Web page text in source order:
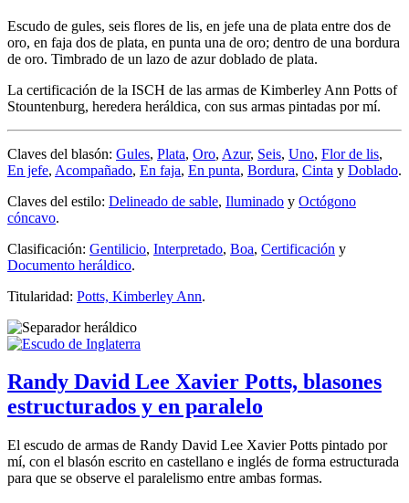
Escudo de gules, seis flores de lis, en jefe una de plata entre dos de
oro, en faja dos de plata, en punta una de oro; dentro de una bordura
de oro. Timbrado de un lazo de azur doblado de plata.
La certificación de la ISCH de las armas de Kimberley Ann Potts of
Stountenburg, heredera heráldica, con sus armas pintadas por mí.
Claves del blasón: Gules, Plata, Oro, Azur, Seis, Uno, Flor de lis,
En jefe, Acompañado, En faja, En punta, Bordura, Cinta y Doblado.
Claves del estilo: Delineado de sable, Iluminado y Octógono
cóncavo.
Clasificación: Gentilicio, Interpretado, Boa, Certificación y
Documento heráldico.
Titularidad: Potts, Kimberley Ann.
Randy David Lee Xavier Potts, blasones
estructurados y en paralelo
El escudo de armas de Randy David Lee Xavier Potts pintado por
mí, con el blasón escrito en castellano e inglés de forma estructurada
para que se observe el paralelismo entre ambas formas.